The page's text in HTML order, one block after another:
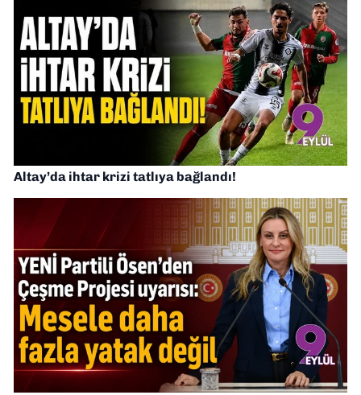
Altay’da ihtar krizi tatlıya bağlandı!